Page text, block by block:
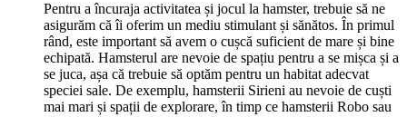
Pentru a încuraja activitatea și jocul la hamster, trebuie să ne
asigurăm că îi oferim un mediu stimulant și sănătos. În primul
rând, este important să avem o cușcă suficient de mare și bine
echipată. Hamsterul are nevoie de spațiu pentru a se mișca și a
se juca, așa că trebuie să optăm pentru un habitat adecvat
speciei sale. De exemplu, hamsterii Sirieni au nevoie de cuști
mai mari și spații de explorare, în timp ce hamsterii Robo sau